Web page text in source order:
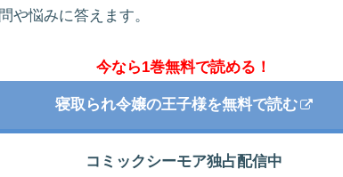
や悩みに答えます。
今なら1巻無料で読める！
寝取られ令嬢の王子様を無料で読む
コミックシーモア独占配信中